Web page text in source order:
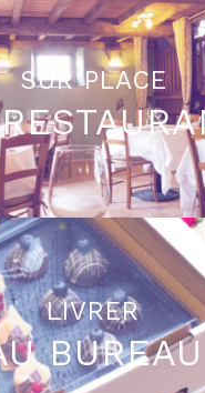
SUR PLACE
LIVRER
BUREAU